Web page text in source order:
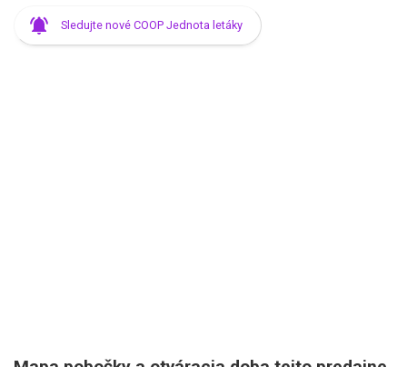
Sledujte nové COOP Jednota letáky